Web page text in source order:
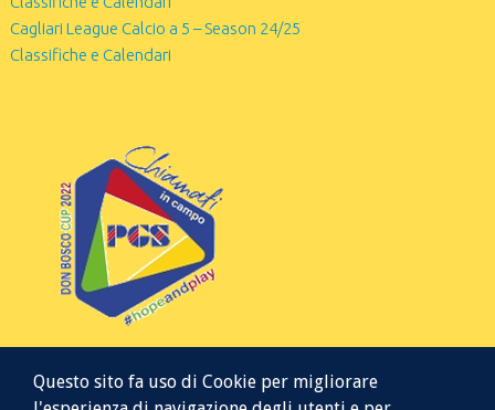
Cagliari League Calcio a 5 – Season 24/25
Classifiche e Calendari
Questo sito fa uso di Cookie per migliorare